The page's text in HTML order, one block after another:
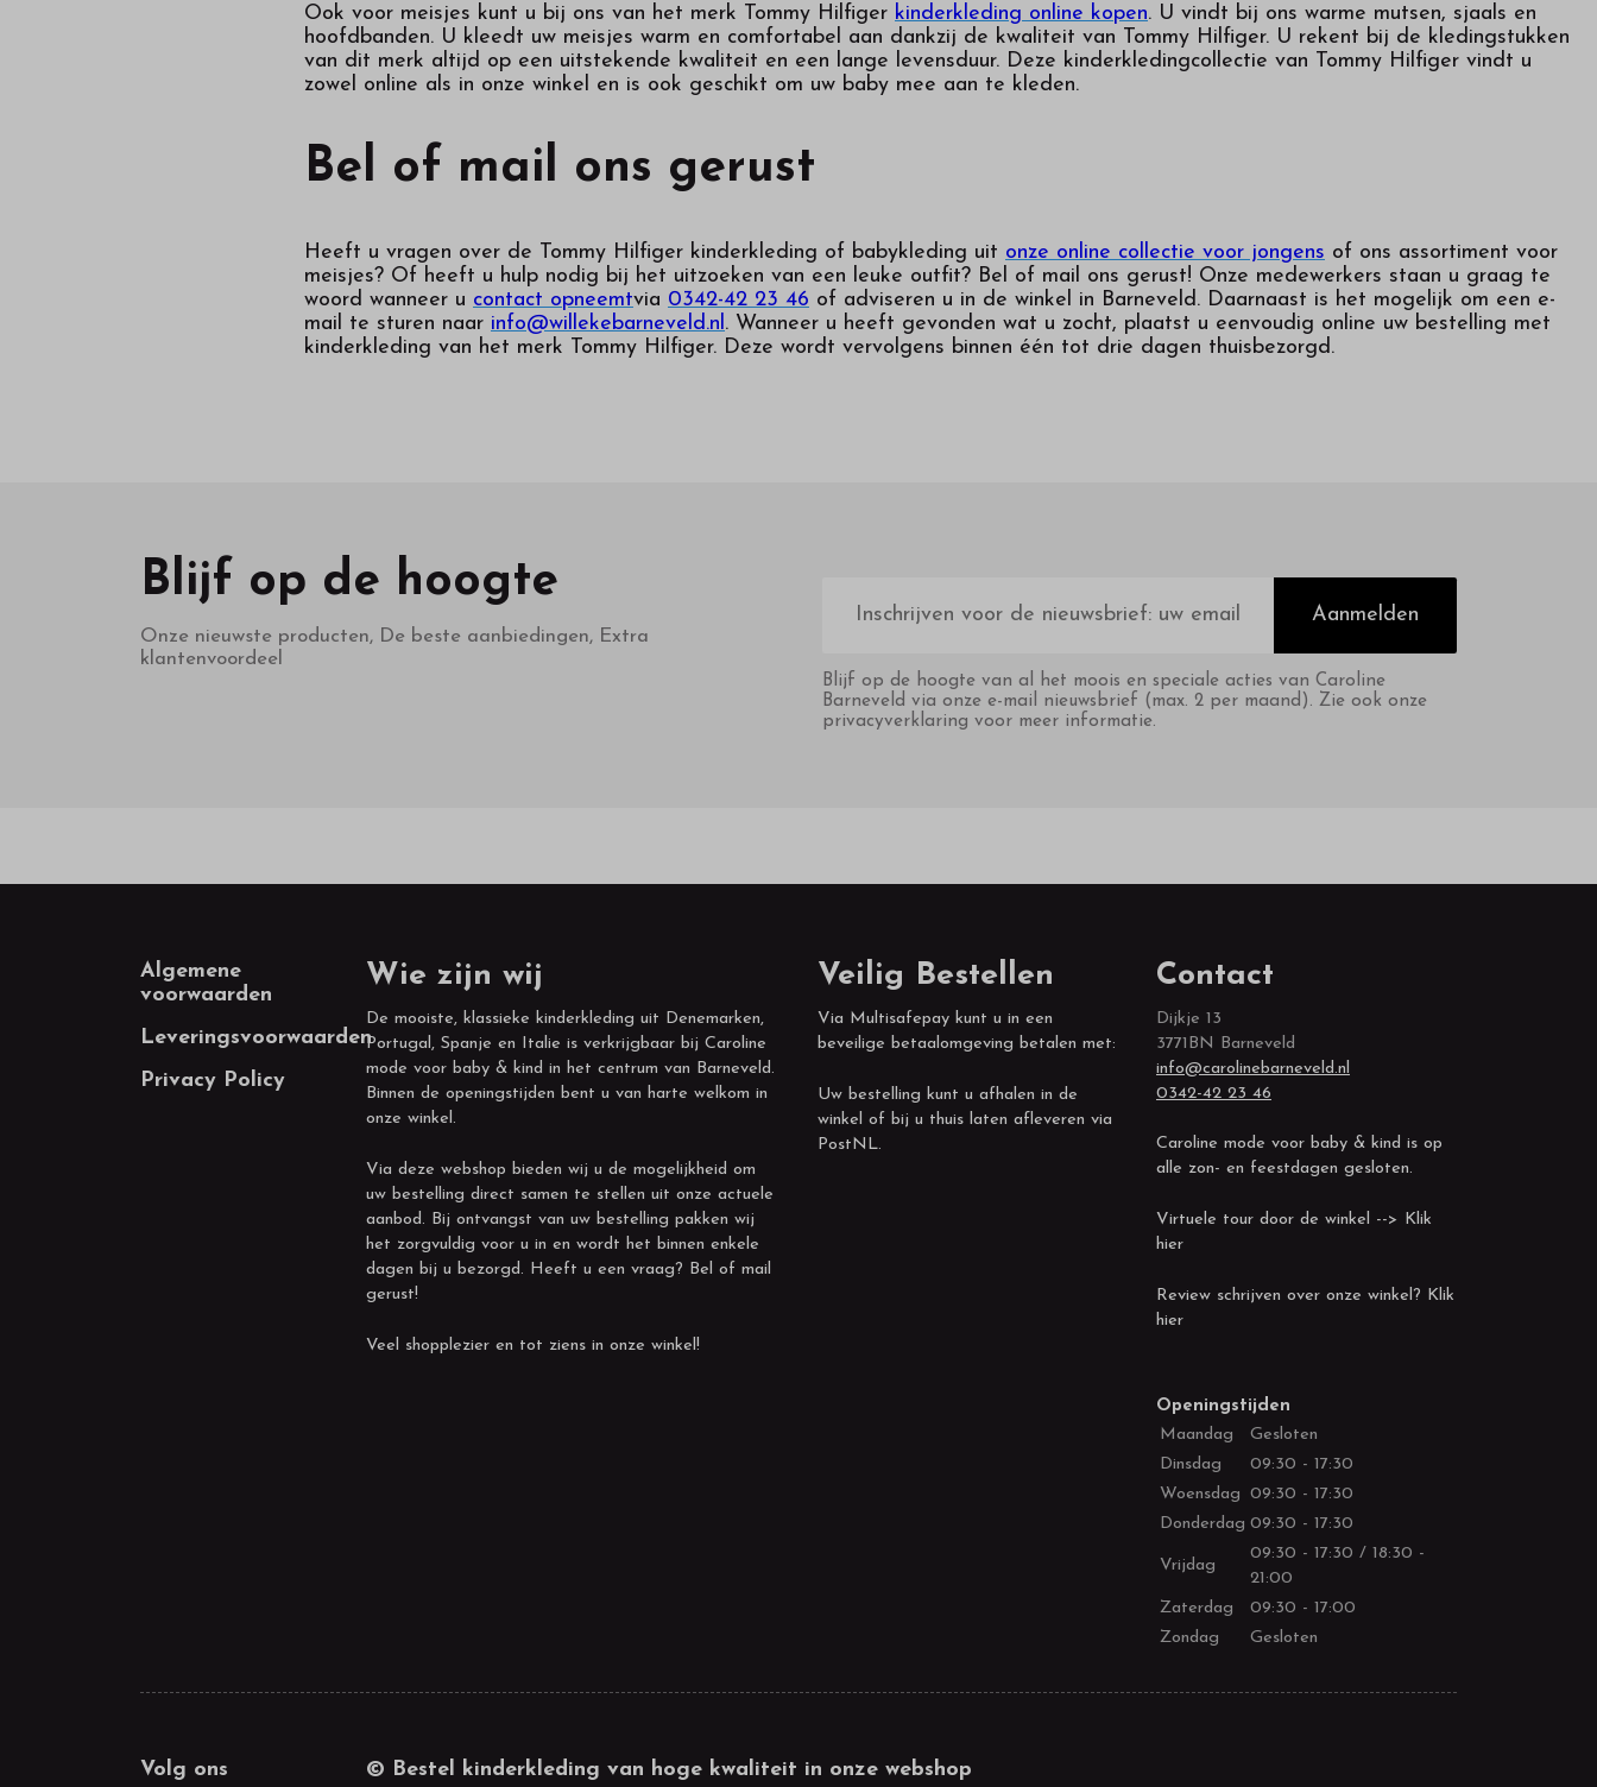
Ook voor meisjes kunt u bij ons van het merk Tommy Hilfiger kinderkleding online kopen. U vindt bij ons warme mutsen, sjaals en
hoofdbanden. U kleedt uw meisjes warm en comfortabel aan dankzij de kwaliteit van Tommy Hilfiger. U rekent bij de kledingstukken
van dit merk altijd op een uitstekende kwaliteit en een lange levensduur. Deze kinderkledingcollectie van Tommy Hilfiger vindt u
zowel online als in onze winkel en is ook geschikt om uw baby mee aan te kleden.
Bel of mail ons gerust
Heeft u vragen over de Tommy Hilfiger kinderkleding of babykleding uit onze online collectie voor jongens of ons assortiment voor
meisjes? Of heeft u hulp nodig bij het uitzoeken van een leuke outfit? Bel of mail ons gerust! Onze medewerkers staan u graag te
woord wanneer u contact opneemtvia 0342-42 23 46 of adviseren u in de winkel in Barneveld. Daarnaast is het mogelijk om een e-
mail te sturen naar info@willekebarneveld.nl. Wanneer u heeft gevonden wat u zocht, plaatst u eenvoudig online uw bestelling met
kinderkleding van het merk Tommy Hilfiger. Deze wordt vervolgens binnen één tot drie dagen thuisbezorgd.
Blijf op de hoogte
Onze nieuwste producten, De beste aanbiedingen, Extra
klantenvoordeel
mailadres
Aanmelden
Blijf op de hoogte van al het moois en speciale acties van Caroline
Barneveld via onze e-mail nieuwsbrief (max. 2 per maand). Zie ook onze
privacyverklaring voor meer informatie.
Footer
Algemene
voorwaarden
Leveringsvoorwaarden
Privacy Policy
Wie zijn wij
De mooiste, klassieke kinderkleding uit Denemarken,
Portugal, Spanje en Italie is verkrijgbaar bij Caroline
mode voor baby & kind in het centrum van Barneveld.
Binnen de openingstijden bent u van harte welkom in
onze winkel.
Via deze webshop bieden wij u de mogelijkheid om
uw bestelling direct samen te stellen uit onze actuele
aanbod. Bij ontvangst van uw bestelling pakken wij
het zorgvuldig voor u in en wordt het binnen enkele
dagen bij u bezorgd. Heeft u een vraag? Bel of mail
gerust!
Veel shopplezier en tot ziens in onze winkel!
Veilig Bestellen
Via Multisafepay kunt u in een
beveilige betaalomgeving betalen met:
Uw bestelling kunt u afhalen in de
winkel of bij u thuis laten afleveren via
PostNL.
Contact
Dijkje 13
3771BN Barneveld
info@carolinebarneveld.nl
0342-42 23 46
Caroline mode voor baby & kind is op
alle zon- en feestdagen gesloten.
Virtuele tour door de winkel --> Klik
hier
Review schrijven over onze winkel? Klik
hier
Openingstijden
Maandag
Gesloten
Dinsdag
09:30 - 17:30
Woensdag 09:30 - 17:30
Donderdag 09:30 - 17:30
Vrijdag
09:30 - 17:30 / 18:30 -
21:00
Zaterdag
09:30 - 17:00
Zondag
Gesloten
Volg ons © Bestel kinderkleding van hoge kwaliteit in onze webshop